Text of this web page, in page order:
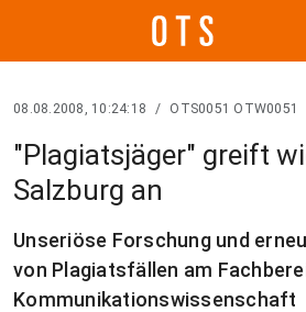
08.08.2008, 10:24:18 / OTS0051 OTW0051
"Plagiatsjäger" greift
Salzburg an
Unseriöse Forschung und
von Plagiatsfällen am
Kommunikationswissenschaft